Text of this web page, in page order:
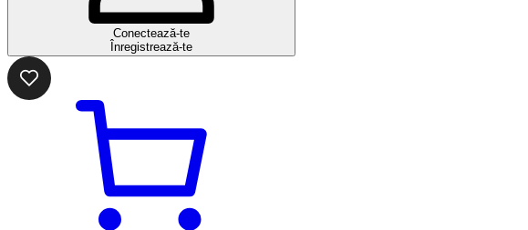
Conectează-te
Înregistrează-te